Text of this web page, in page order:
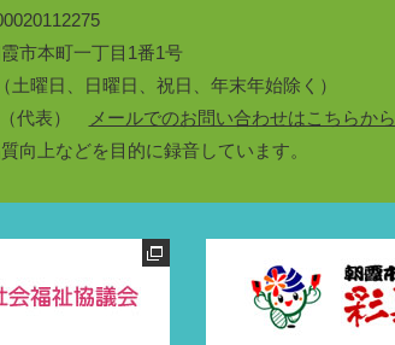
市本町一丁目1番1号
曜日、日曜日、祝日、年末年始除く）
（代表）
メールでのお問い合わせはこちらから
向上などを目的に録音しています。